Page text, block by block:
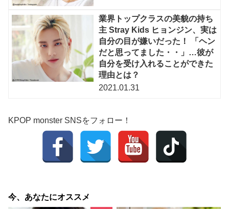
業界トップクラスの美貌の持ち
主 Stray Kids ヒョンジン、実は
自分の目が嫌いだった！ 「ヘン
だと思ってました・・」…彼が
自分を受け入れることができた
理由とは？
2021.01.31
KPOP monster SNSをフォロー！
今、あなたにオススメ